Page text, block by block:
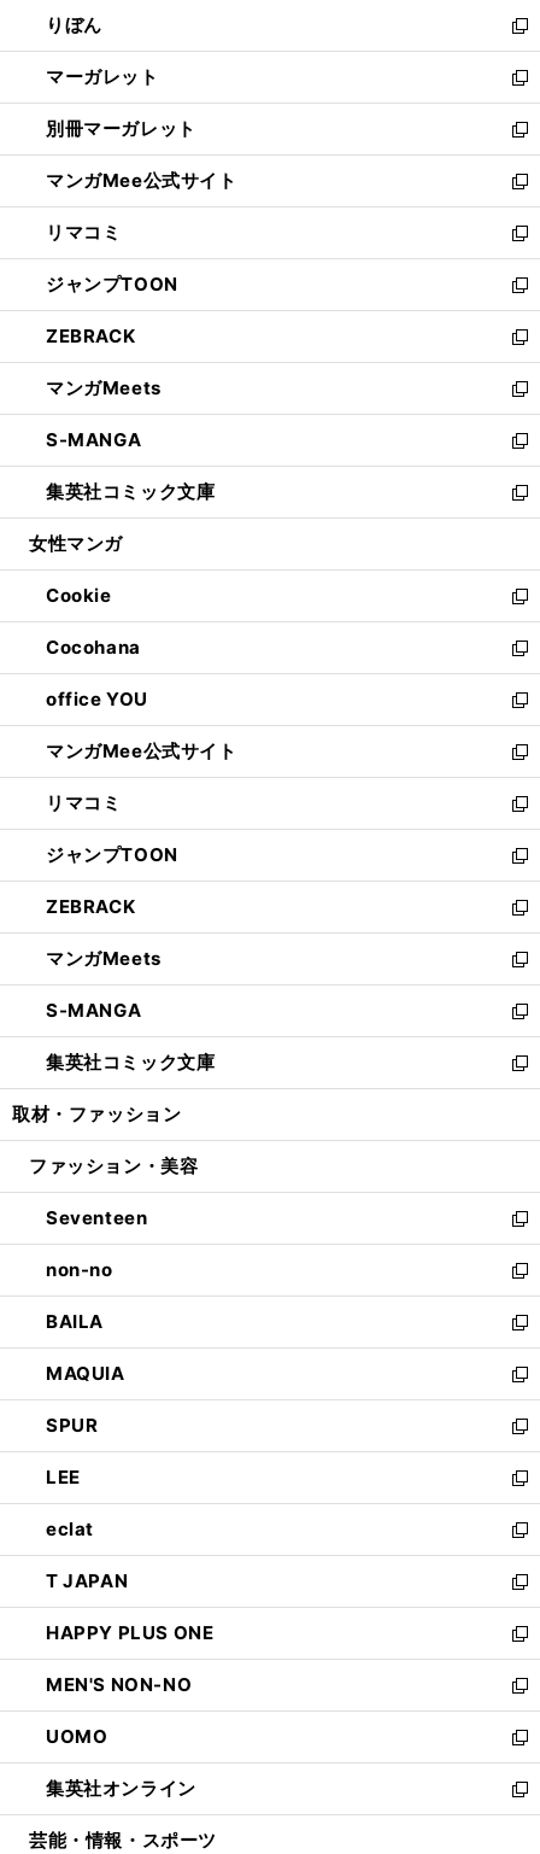
く
で
開
く
ド
ウ
で
開
く
ィ
ン
ド
ウ
で
開
く
りぼん
新
し
い
ウ
ィ
ン
ド
ウ
で
開
く
マーガレット
新
し
い
ウ
ィ
ン
ド
ウ
で
開
く
別冊マーガレット
新
し
い
ウ
ィ
ン
ド
ウ
で
開
く
マンガMee公式サイト
新
し
い
ウ
ィ
ン
ド
ウ
で
開
く
リマコミ
新
し
い
ウ
ィ
ン
ド
ウ
で
開
く
ジャンプTOON
新
し
い
ウ
ィ
ン
ド
ウ
で
開
ZEBRACK
新
し
い
ウ
ィ
ン
ド
ウ
開
く
マンガMeets
新
し
い
ウ
ィ
ン
ウ
で
開
く
S-MANGA
新
し
い
ウ
ン
ド
ウ
で
開
く
集英社コミック文庫
新
し
ウ
ィ
ン
ド
ウ
で
開
く
女性マンガ
Cookie
新
し
い
ウ
ィ
ン
ド
ウ
で
開
く
Cocohana
新
し
い
ウ
ィ
ン
ド
ウ
で
開
く
office YOU
新
し
い
ウ
ィ
ン
ド
ウ
で
開
く
マンガMee公式サイト
新
し
い
ウ
ィ
ン
ド
ウ
で
開
く
リマコミ
新
し
い
ウ
ィ
ン
ド
ウ
で
開
く
ジャンプTOON
新
し
い
ウ
ィ
ン
ド
ウ
で
開
ZEBRACK
新
し
い
ウ
ィ
ン
ド
ウ
開
マンガMeets
新
し
い
ウ
ィ
ン
ウ
開
く
S-MANGA
新
し
い
ウ
ン
ウ
で
開
く
集英社コミック文庫
新
し
ウ
ン
ド
ウ
で
開
く
取材・ファッション
ファッション・美容
Seventeen
新
し
い
ウ
ィ
ン
ド
ウ
で
開
く
non-no
新
し
い
ウ
ィ
ン
ド
ウ
で
開
く
BAILA
新
し
い
ウ
ィ
ン
ド
ウ
で
開
く
MAQUIA
新
し
い
ウ
ィ
ン
ド
ウ
で
開
く
SPUR
新
し
い
ウ
ィ
ン
ド
ウ
で
開
く
LEE
新
し
い
ウ
ィ
ン
ド
ウ
で
開
く
eclat
新
し
い
ウ
ィ
ン
ド
ウ
で
開
く
T JAPAN
新
し
い
ウ
ィ
ン
ド
ウ
で
開
HAPPY PLUS ONE
新
し
い
ウ
ィ
ン
ド
ウ
MEN'S NON-NO
新
し
い
ウ
ィ
ン
UOMO
新
し
い
ウ
集英社オンライン
新
し
芸能・情報・スポーツ